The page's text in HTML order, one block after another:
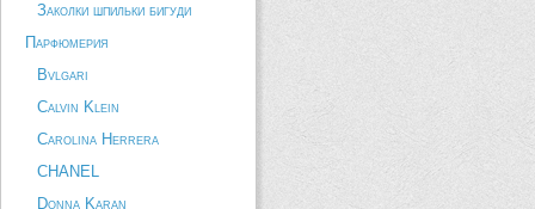
Заколки шпильки бигуди
Парфюмерия
Bvlgari
Calvin Klein
Carolina Herrera
CHANEL
Donna Karan